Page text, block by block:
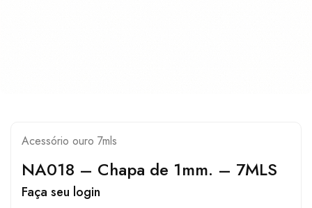
Acessório ouro 7mls
NA018 – Chapa de 1mm. – 7MLS
Faça seu login